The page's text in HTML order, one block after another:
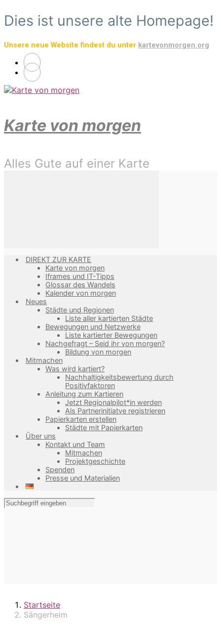
Zum
Hauptinhalt
Dies ist unsere alte Homepage!
Unsere neue Website findest du unter kartevonmorgen.org
Karte von morgen
Alles Gute auf einer Karte
DIREKT ZUR KARTE
Karte von morgen
Iframes und IT-Tipps
Glossar des Wandels
Kalender von morgen
Neues
Städte und Regionen
Liste aller kartierten Städte
Bewegungen und Netzwerke
Liste kartierter Bewegungen
Nachgefragt – Seid ihr von morgen?
Bildung von morgen
Mitmachen
Was wird kartiert?
Nachhaltigkeitsbewertung durch
Positivfaktoren
Anleitung zum Kartieren
Jetzt Regionalpilot*in werden
Als Partnerinitiatve registrieren
Papierkarten erstellen
Städte mit Papierkarten
Über uns
Kontakt und Team
Mitmachen
Projektgeschichte
Spenden
Presse und Materialien
Startseite
Sängerheim